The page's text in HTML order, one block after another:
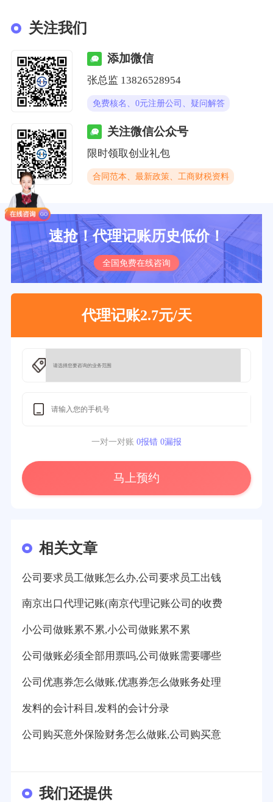
关注我们
添加微信
张总监 13826528954
免费核名、0元注册公司、疑问解答
关注微信公众号
限时领取创业礼包
合同范本、最新政策、工商财税资料
速抢！代理记账历史低价！
全国免费在线咨询
代理记账2.7元/天
一对一对账 0报错 0漏报
马上预约
相关文章
公司要求员工做账怎么办,公司要求员工出钱
南京出口代理记账(南京代理记账公司的收费
小公司做账累不累,小公司做账累不累
公司做账必须全部用票吗,公司做账需要哪些
公司优惠券怎么做账,优惠券怎么做账务处理
发料的会计科目,发料的会计分录
公司购买意外保险财务怎么做账,公司购买意
我们还提供